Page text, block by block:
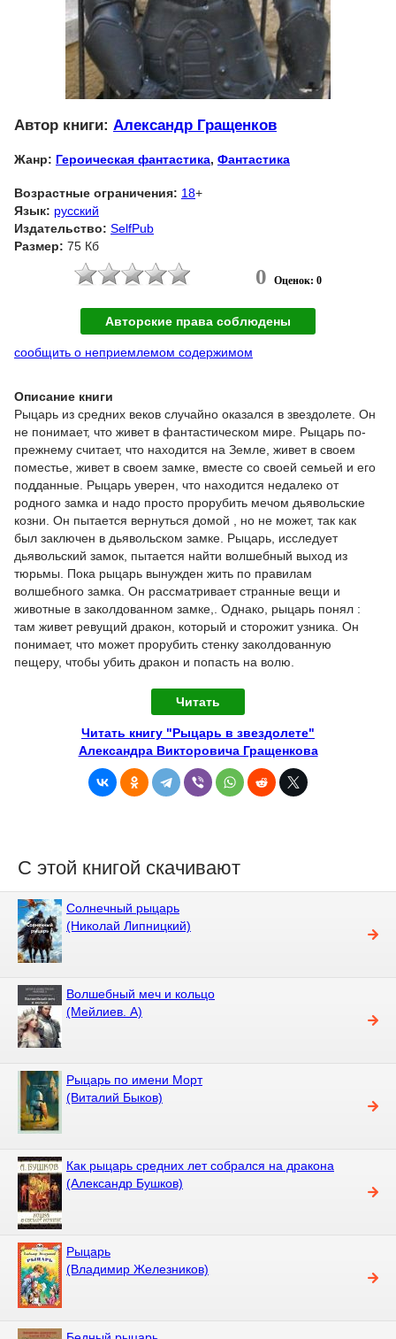
Автор книги: Александр Гращенков
Жанр: Героическая фантастика, Фантастика
Возрастные ограничения: 18+
Язык: русский
Издательство: SelfPub
Размер: 75 Кб
0 Оценок: 0
Авторские права соблюдены
сообщить о неприемлемом содержимом
Описание книги
Рыцарь из средних веков случайно оказался в звездолете. Он
не понимает, что живет в фантастическом мире. Рыцарь по-
прежнему считает, что находится на Земле, живет в своем
поместье, живет в своем замке, вместе со своей семьей и его
подданные. Рыцарь уверен, что находится недалеко от
родного замка и надо просто прорубить мечом дьявольские
козни. Он пытается вернуться домой , но не может, так как
был заключен в дьявольском замке. Рыцарь, исследует
дьявольский замок, пытается найти волшебный выход из
тюрьмы. Пока рыцарь вынужден жить по правилам
волшебного замка. Он рассматривает странные вещи и
животные в заколдованном замке,. Однако, рыцарь понял :
там живет ревущий дракон, который и сторожит узника. Он
понимает, что может прорубить стенку заколдованную
пещеру, чтобы убить дракон и попасть на волю.
Читать
Читать книгу "Рыцарь в звездолете"
Александра Викторовича Гращенкова
С этой книгой скачивают
Солнечный рыцарь
(Николай Липницкий)
Волшебный меч и кольцо
(Мейлиев. А)
Рыцарь по имени Морт
(Виталий Быков)
Как рыцарь средних лет собрался на дракона
(Александр Бушков)
Рыцарь
(Владимир Железников)